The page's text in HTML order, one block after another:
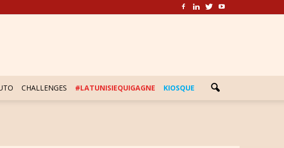
CHALLENGES #LATUNISIEQUIGAGNE KIOSQUE